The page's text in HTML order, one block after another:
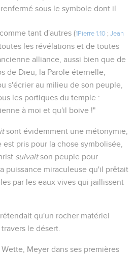
sous le symbole dont il
tant d'autres (1Pierre 1.10 ; Jean
les révélations et de toutes
alliance, aussi bien que de
de Dieu, la Parole éternelle,
s'écrier au milieu de son peuple,
les portiques du temple :
à moi et qu'il boive !"
sont évidemment une métonymie,
pris pour la chose symbolisée,
suivaitson peuple pour
puissance miraculeuse qu'il prêtait
par les eaux vives qui jaillissent
qu'un rocher matériel
le désert.
Meyer dans ses premières